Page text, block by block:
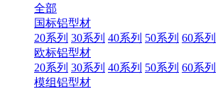
全部
国标铝型材
20系列 30系列 40系列 50系列 60系列
欧标铝型材
20系列 30系列 40系列 50系列 60系列
模组铝型材